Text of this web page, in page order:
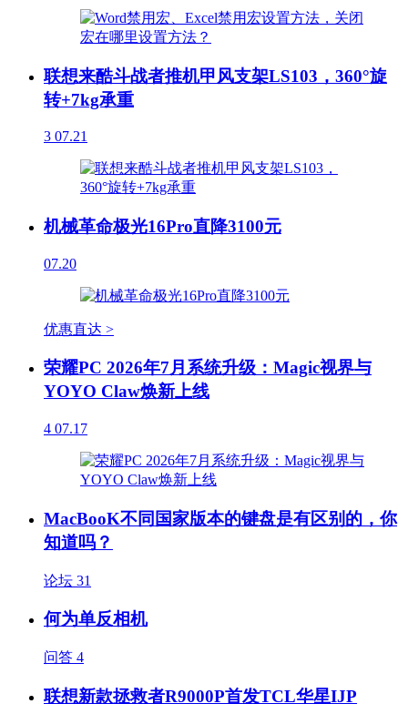
联想来酷斗战者推机甲风支架LS103，360°旋
转+7kg承重
3 07.21
机械革命极光16Pro直降3100元
07.20
优惠直达 >
荣耀PC 2026年7月系统升级：Magic视界与
YOYO Claw焕新上线
4 07.17
MacBooK不同国家版本的键盘是有区别的，你
知道吗？
论坛 31
何为单反相机
问答 4
联想新款拯救者R9000P首发TCL华星IJP